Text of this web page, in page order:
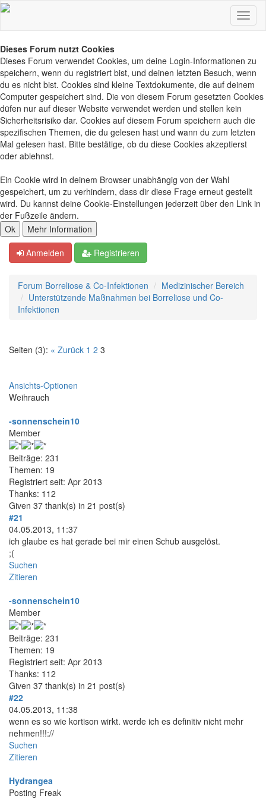
Dieses Forum nutzt Cookies
Dieses Forum verwendet Cookies, um deine Login-Informationen zu
speichern, wenn du registriert bist, und deinen letzten Besuch, wenn
du es nicht bist. Cookies sind kleine Textdokumente, die auf deinem
Computer gespeichert sind. Die von diesem Forum gesetzten Cookies
düfen nur auf dieser Website verwendet werden und stellen kein
Sicherheitsrisiko dar. Cookies auf diesem Forum speichern auch die
spezifischen Themen, die du gelesen hast und wann du zum letzten
Mal gelesen hast. Bitte bestätige, ob du diese Cookies akzeptierst
oder ablehnst.
Ein Cookie wird in deinem Browser unabhängig von der Wahl
gespeichert, um zu verhindern, dass dir diese Frage erneut gestellt
wird. Du kannst deine Cookie-Einstellungen jederzeit über den Link in
der Fußzeile ändern.
Anmelden Registrieren
Forum Borreliose & Co-Infektionen
Medizinischer Bereich
Unterstützende Maßnahmen bei Borreliose und Co-
Infektionen
Seiten (3): « Zurück 1 2 3
Ansichts-Optionen
Weihrauch
-sonnenschein10
Member
Beiträge: 231
Themen: 19
Registriert seit: Apr 2013
Thanks: 112
Given 37 thank(s) in 21 post(s)
#21
04.05.2013, 11:37
ich glaube es hat gerade bei mir einen Schub ausgelöst.
;(
Suchen
Zitieren
-sonnenschein10
Member
Beiträge: 231
Themen: 19
Registriert seit: Apr 2013
Thanks: 112
Given 37 thank(s) in 21 post(s)
#22
04.05.2013, 11:38
wenn es so wie kortison wirkt. werde ich es definitiv nicht mehr
nehmen!!!://
Suchen
Zitieren
Hydrangea
Posting Freak